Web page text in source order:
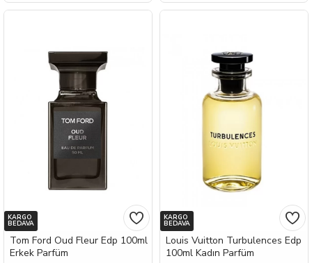
KARGO
BEDAVA
Tom Ford Oud Fleur Edp 100ml
Erkek Parfüm
KARGO
BEDAVA
Louis Vuitton Turbulences Edp
100ml Kadın Parfüm